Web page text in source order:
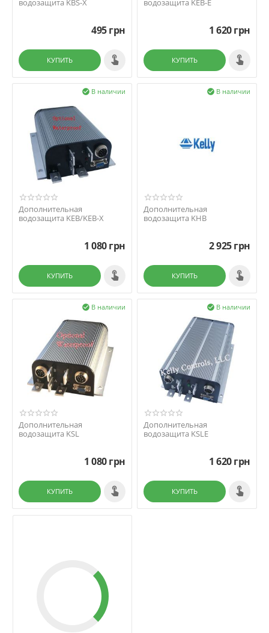
водозащита KBS-X
495грн
КУПИТЬ
водозащита KEB-E
1 620грн
КУПИТЬ
В наличии

Дополнительная
водозащита KEB/KEB-X
1 080грн
КУПИТЬ
В наличии

Дополнительная
водозащита KHB
2 925грн
КУПИТЬ
В наличии

Дополнительная
водозащита KSL
1 080грн
КУПИТЬ
В наличии

Дополнительная
водозащита KSLE
1 620грн
КУПИТЬ